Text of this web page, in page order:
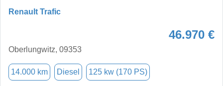
Renault Trafic
46.970 €
Oberlungwitz, 09353
14.000 km Diesel 125 kw (170 PS)